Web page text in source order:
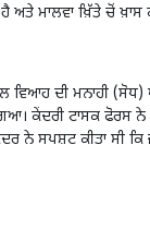
ਹੈ ਅਤੇ ਮਾਲਵਾ ਖ਼ਿੱਤੇ ਚੋਂ
ਵਿਆਹ ਦੀ ਮਨਾਹੀ
ਕੇਂਦਰੀ ਟਾਸਕ ਫੋਰਸ
ਨੇ ਸਪਸ਼ਟ ਕੀਤਾ ਸੀ